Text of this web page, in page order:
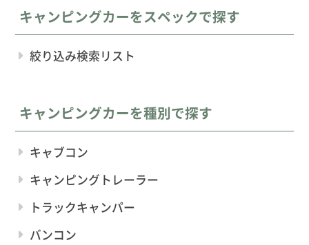
キャンピングカーをスペックで探す
絞り込み検索リスト
キャンピングカーを種別で探す
キャブコン
キャンピングトレーラー
トラックキャンパー
バンコン